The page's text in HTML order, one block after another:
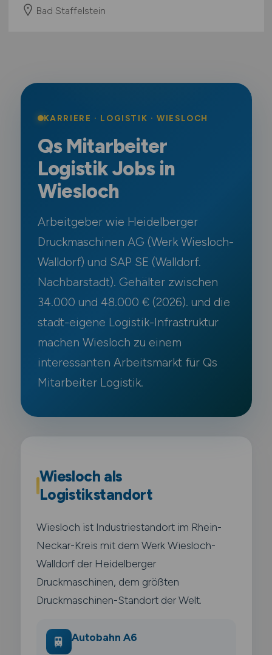
Bad Staffelstein
KARRIERE · LOGISTIK · WIESLOCH
Qs Mitarbeiter
Logistik Jobs in
Wiesloch
Arbeitgeber wie Heidelberger
Druckmaschinen AG (Werk Wiesloch-
Walldorf) und SAP SE (Walldorf.
Nachbarstadt). Gehälter zwischen
34.000 und 48.000 € (2026). und die
stadt-eigene Logistik-Infrastruktur
machen Wiesloch zu einem
interessanten Arbeitsmarkt für Qs
Mitarbeiter Logistik.
Wiesloch als
Logistikstandort
Wiesloch ist Industriestandort im Rhein-
Neckar-Kreis mit dem Werk Wiesloch-
Walldorf der Heidelberger
Druckmaschinen, dem größten
Druckmaschinen-Standort der Welt.
🚆 Autobahn A6